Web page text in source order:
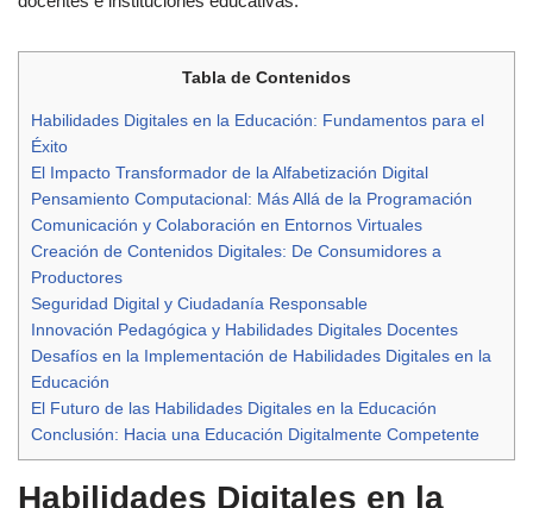
Tabla de Contenidos
Habilidades Digitales en la Educación: Fundamentos para el
Éxito
El Impacto Transformador de la Alfabetización Digital
Pensamiento Computacional: Más Allá de la Programación
Comunicación y Colaboración en Entornos Virtuales
Creación de Contenidos Digitales: De Consumidores a
Productores
Seguridad Digital y Ciudadanía Responsable
Innovación Pedagógica y Habilidades Digitales Docentes
Desafíos en la Implementación de Habilidades Digitales en la
Educación
El Futuro de las Habilidades Digitales en la Educación
Conclusión: Hacia una Educación Digitalmente Competente
Habilidades Digitales en la